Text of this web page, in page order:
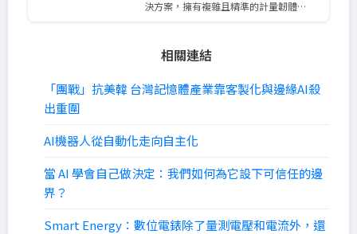
決方案，擁有複雜且精準的計量韌體…
相關連結
「團戰」抗美韓 台灣記憶體產業靠客製化與邊緣AI殺
出重圍
AI機器人從自動化走向自主化
當 AI 學會自己做決定：我們如何為它設下可信任的邊
界？
Smart Energy：數位電錶除了量測電壓和電流外，還